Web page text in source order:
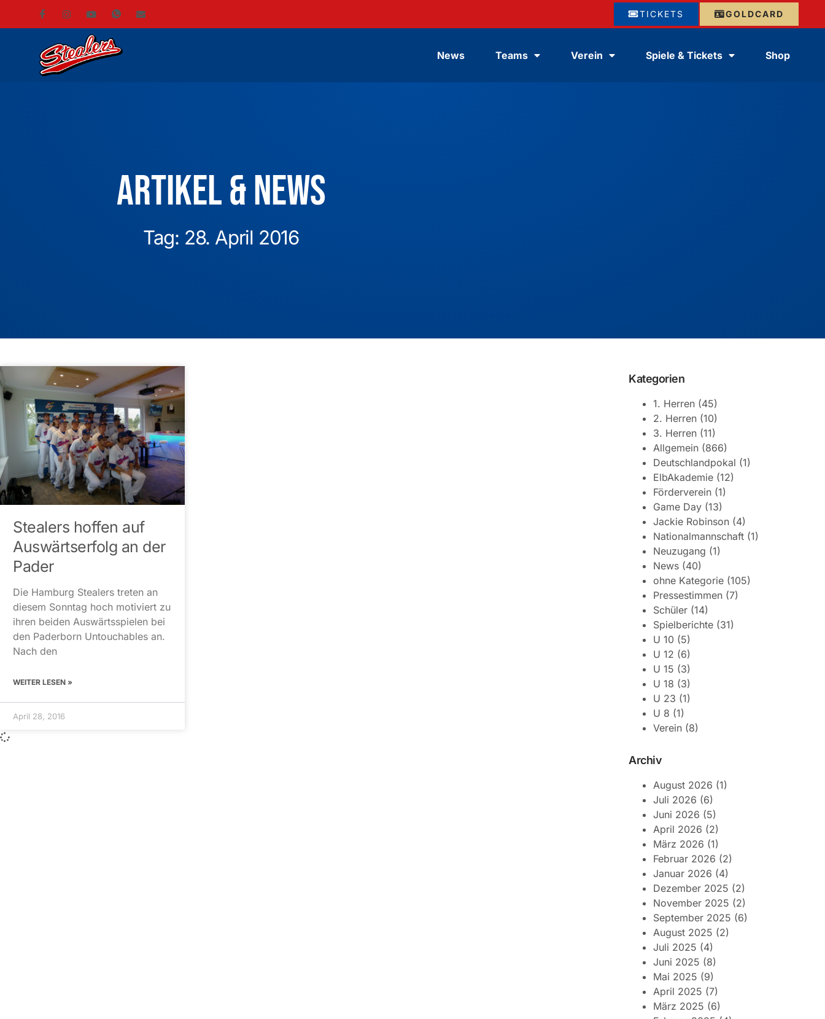
GOLDCARD
TICKETS
News Teams Verein Spiele & Tickets Shop
Artikel & News
Tag: 28. April 2016
Stealers hoffen auf
Auswärtserfolg an der
Pader
Die Hamburg Stealers treten an
diesem Sonntag hoch motiviert zu
ihren beiden Auswärtsspielen bei
den Paderborn Untouchables an.
Nach den
WEITER LESEN »
April 28, 2016
Kategorien
1. Herren (45)
2. Herren (10)
3. Herren (11)
Allgemein (866)
Deutschlandpokal (1)
ElbAkademie (12)
Förderverein (1)
Game Day (13)
Jackie Robinson (4)
Nationalmannschaft (1)
Neuzugang (1)
News (40)
ohne Kategorie (105)
Pressestimmen (7)
Schüler (14)
Spielberichte (31)
U 10 (5)
U 12 (6)
U 15 (3)
U 18 (3)
U 23 (1)
U 8 (1)
Verein (8)
Archiv
August 2026 (1)
Juli 2026 (6)
Juni 2026 (5)
April 2026 (2)
März 2026 (1)
Februar 2026 (2)
Januar 2026 (4)
Dezember 2025 (2)
November 2025 (2)
September 2025 (6)
August 2025 (2)
Juli 2025 (4)
Juni 2025 (8)
Mai 2025 (9)
April 2025 (7)
März 2025 (6)